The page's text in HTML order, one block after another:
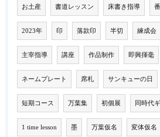
お土産 書道レッスン 床書き指導
2023年 印 落款印 半切 練成会
主宰指導 講座 作品制作 即興揮毫
ネームプレート 席札 サンキューの日
短期コース 万葉集 初個展 同時代
1 time lesson 墨 万葉仮名 変体仮名